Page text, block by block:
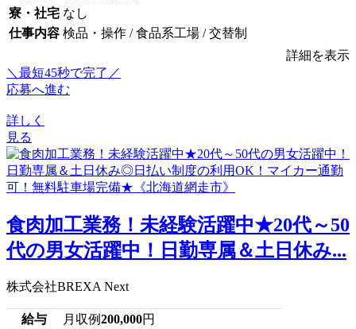
寮・社宅 なし
仕事内容 検品・操作 / 食品系工場 / 交替制
詳細を表示
＼最短45秒で完了／
応募へ進む
詳しく
見る
食肉加工業務！未経験活躍中★20代～50
代の男女活躍中！日勤専属＆土日休み...
株式会社BREXA Next
給与 月収例200,000円